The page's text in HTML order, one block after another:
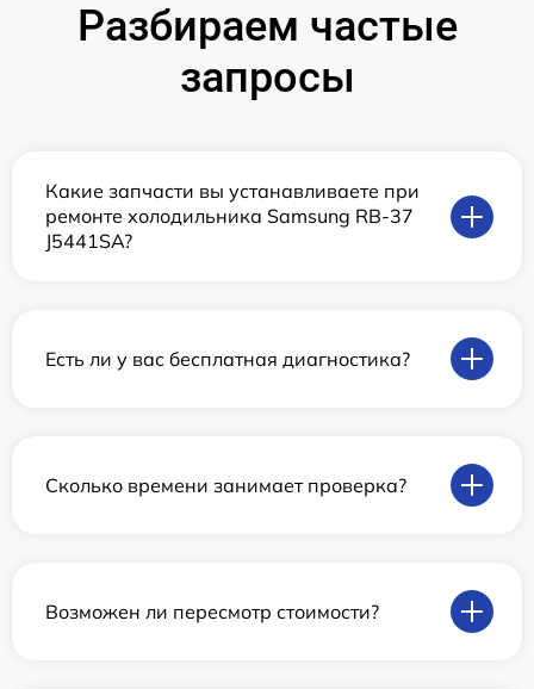
Разбираем частые
запросы
Какие запчасти вы устанавливаете при
ремонте холодильника Samsung RB-37
J5441SA?
Есть ли у вас бесплатная диагностика?
Сколько времени занимает проверка?
Возможен ли пересмотр стоимости?